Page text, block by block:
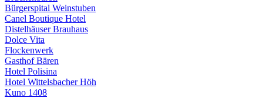
Bürgerspital Weinstuben
Canel Boutique Hotel
Distelhäuser Brauhaus
Dolce Vita
Flockenwerk
Gasthof Bären
Hotel Polisina
Hotel Wittelsbacher Höh
Kuno 1408